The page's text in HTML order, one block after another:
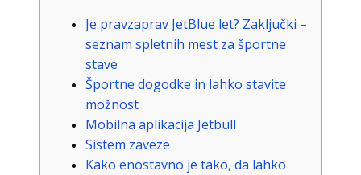
Je pravzaprav JetBlue let? Zaključki –
seznam spletnih mest za športne
stave
Športne dogodke in lahko stavite
možnost
Mobilna aplikacija Jetbull
Sistem zaveze
Kako enostavno je tako, da lahko